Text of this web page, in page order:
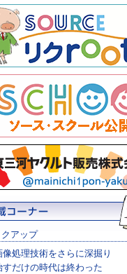
アップ
像処理技術をさらに深掘り
すだけの時代は終わった